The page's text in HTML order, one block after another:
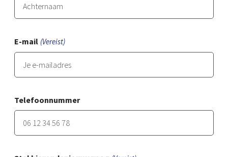
E-mail (Vereist)
Telefoonnummer
Voer